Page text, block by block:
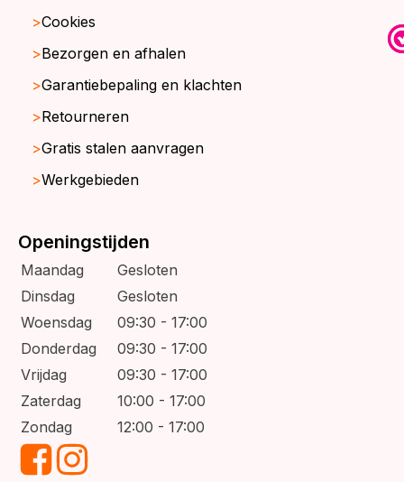
Cookies
Bezorgen en afhalen
Garantiebepaling en klachten
Retourneren
Gratis stalen aanvragen
Werkgebieden
Openingstijden
Maandag
Gesloten
Dinsdag
Gesloten
Woensdag
09:30 - 17:00
Donderdag
09:30 - 17:00
Vrijdag
09:30 - 17:00
Zaterdag
10:00 - 17:00
Zondag
12:00 - 17:00